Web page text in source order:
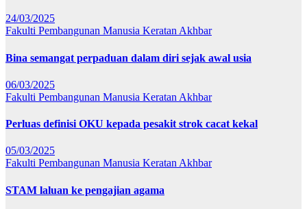
24/03/2025
Fakulti Pembangunan Manusia Keratan Akhbar
Bina semangat perpaduan dalam diri sejak awal usia
06/03/2025
Fakulti Pembangunan Manusia Keratan Akhbar
Perluas definisi OKU kepada pesakit strok cacat kekal
05/03/2025
Fakulti Pembangunan Manusia Keratan Akhbar
STAM laluan ke pengajian agama